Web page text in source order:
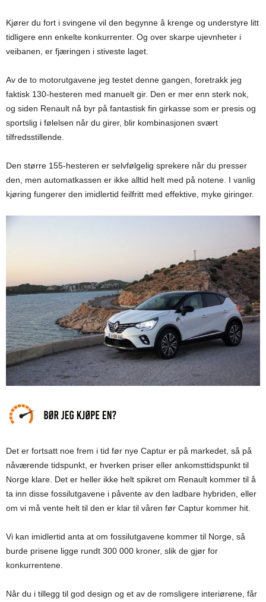
Kjører du fort i svingene vil den begynne å krenge og understyre litt
tidligere enn enkelte konkurrenter. Og over skarpe ujevnheter i
veibanen, er fjæringen i stiveste laget.
Av de to motorutgavene jeg testet denne gangen, foretrakk jeg
faktisk 130-hesteren med manuelt gir. Den er mer enn sterk nok,
og siden Renault nå byr på fantastisk fin girkasse som er presis og
sportslig i følelsen når du girer, blir kombinasjonen svært
tilfredsstillende.
Den større 155-hesteren er selvfølgelig sprekere når du presser
den, men automatkassen er ikke alltid helt med på notene. I vanlig
kjøring fungerer den imidlertid feilfritt med effektive, myke giringer.
Det er fortsatt noe frem i tid før nye Captur er på markedet, så på
nåværende tidspunkt, er hverken priser eller ankomsttidspunkt til
Norge klare. Det er heller ikke helt spikret om Renault kommer til å
ta inn disse fossilutgavene i påvente av den ladbare hybriden, eller
om vi må vente helt til den er klar til våren før Captur kommer hit.
Vi kan imidlertid anta at om fossilutgavene kommer til Norge, så
burde prisene ligge rundt 300 000 kroner, slik de gjør for
konkurrentene.
Når du i tillegg til god design og et av de romsligere interiørene, får